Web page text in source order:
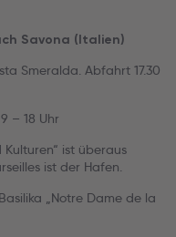
Savona (Italien)
Smeralda. Abfahrt 17.30
9 – 18 Uhr
ist überaus
ist der Hafen.
„Notre Dame de la